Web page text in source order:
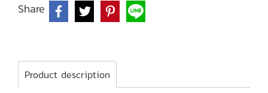
Share
Product description